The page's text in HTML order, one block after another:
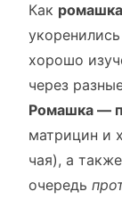
Как ромашка
хорошо
через
Ромашка —
матрицин и
чая), а
очередь